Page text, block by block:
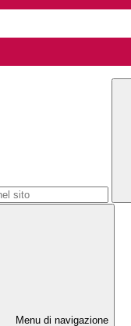
Menu di navigazione